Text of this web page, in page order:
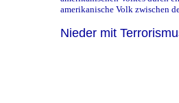
amerikanische Volk zwischen
Nieder mit